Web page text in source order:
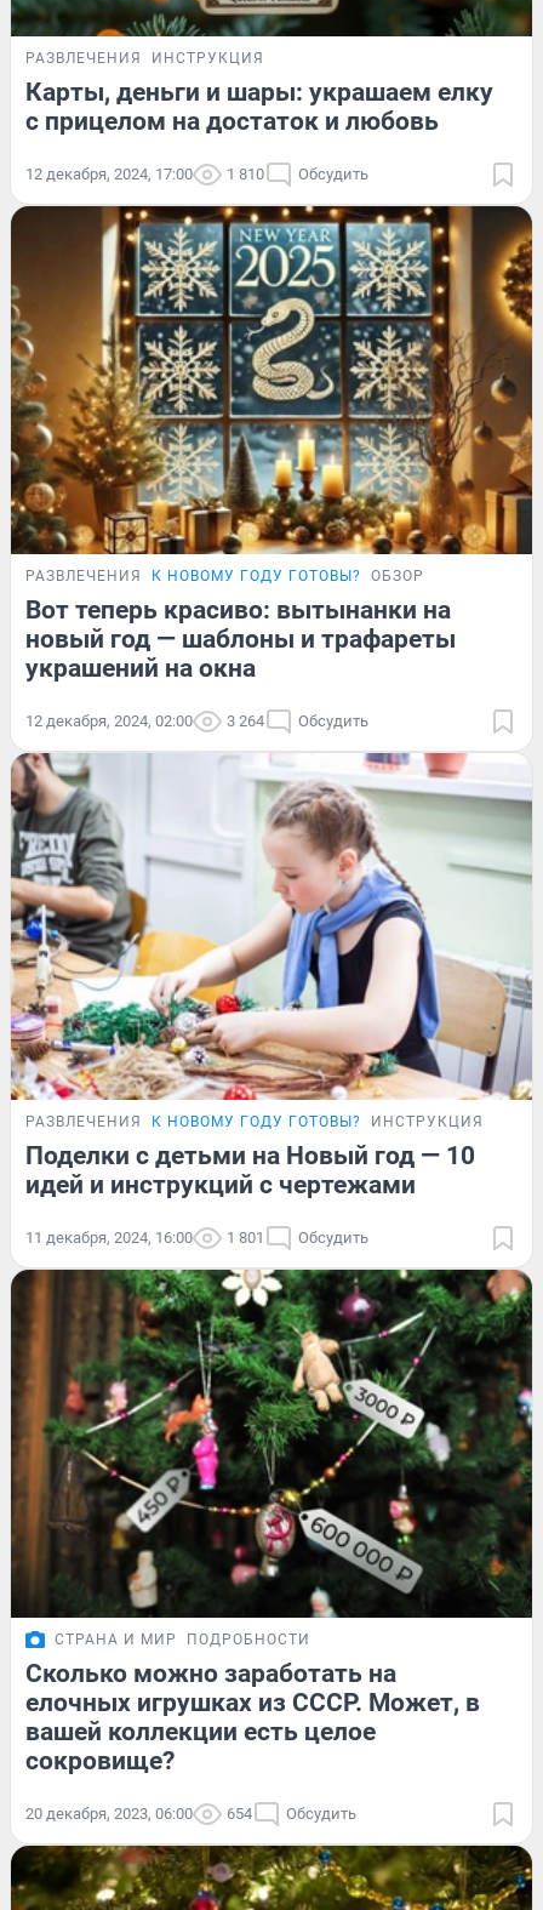
РАЗВЛЕЧЕНИЯ ИНСТРУКЦИЯ
Карты, деньги и шары: украшаем елку
с прицелом на достаток и любовь
12 декабря, 2024, 17:00 1 810 Обсудить
РАЗВЛЕЧЕНИЯ К НОВОМУ ГОДУ ГОТОВЫ? ОБЗОР
Вот теперь красиво: вытынанки на
новый год — шаблоны и трафареты
украшений на окна
12 декабря, 2024, 02:00 3 264 Обсудить
РАЗВЛЕЧЕНИЯ К НОВОМУ ГОДУ ГОТОВЫ? ИНСТРУКЦИЯ
Поделки с детьми на Новый год — 10
идей и инструкций с чертежами
11 декабря, 2024, 16:00 1 801 Обсудить
СТРАНА И МИР ПОДРОБНОСТИ
Сколько можно заработать на
елочных игрушках из СССР. Может, в
вашей коллекции есть целое
сокровище?
20 декабря, 2023, 06:00 654 Обсудить